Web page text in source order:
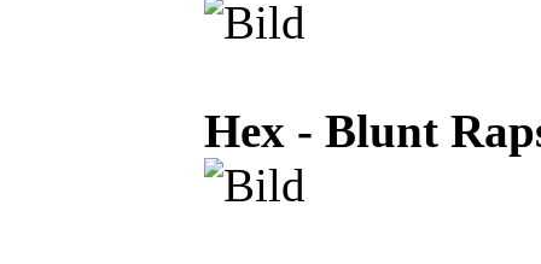
Hex - Blunt